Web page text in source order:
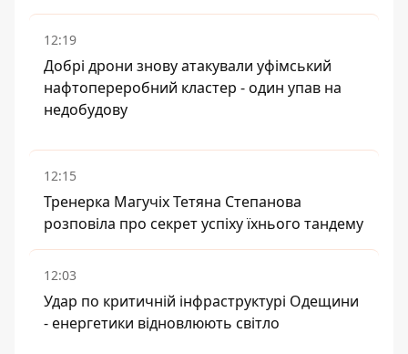
12:19
Добрі дрони знову атакували уфімський
нафтопереробний кластер - один упав на
недобудову
12:15
Тренерка Магучіх Тетяна Степанова
розповіла про секрет успіху їхнього тандему
12:03
Удар по критичній інфраструктурі Одещини
- енергетики відновлюють світло